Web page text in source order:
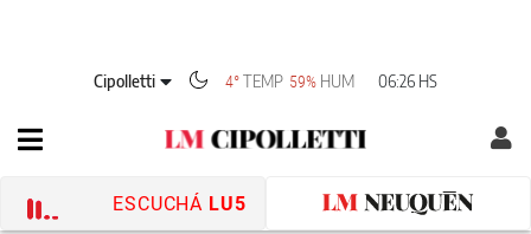
Cipolletti 4°TEMP 59% HUM 06:26 HS
ESCUCHÁ LU5